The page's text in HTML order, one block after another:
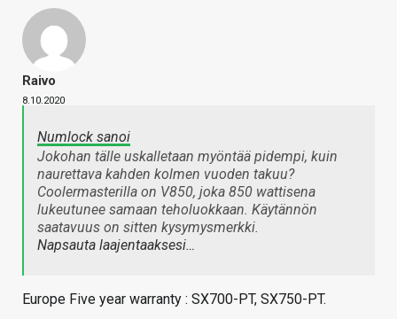
Raivo
8.10.2020
Numlock sanoi
Jokohan tälle uskalletaan myöntää pidempi, kuin
naurettava kahden kolmen vuoden takuu?
Coolermasterilla on V850, joka 850 wattisena
lukeutunee samaan teholuokkaan. Käytännön
saatavuus on sitten kysymysmerkki.
Napsauta laajentaaksesi…
Europe Five year warranty : SX700-PT, SX750-PT.